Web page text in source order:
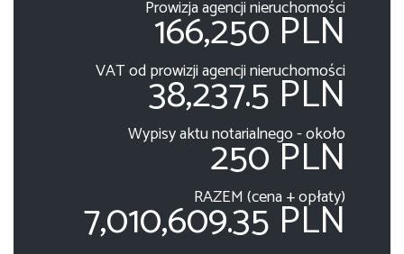
Prowizja agencji nieruchomości
166,250 PLN
VAT od prowizji agencji nieruchomości
38,237.5 PLN
Wypisy aktu notarialnego - około
250 PLN
RAZEM (cena + opłaty)
7,010,609.35 PLN